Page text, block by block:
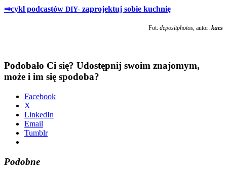
⇒cykl pod­ca­stów DIY- zapro­jek­tuj sobie kuchnię
Fot: depo­sit­pho­tos , autor: kues
Podobało Ci się? Udostępnij swoim znajomym,
może i im się spodoba?
Face­bo­ok
X
Lin­ke­dIn
Ema­il
Tum­blr
Podobne